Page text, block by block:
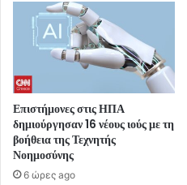
Επιστήμονες στις ΗΠΑ
δημιούργησαν 16 νέους ιούς με τη
βοήθεια της Τεχνητής
Νοημοσύνης
6 ώρες ago